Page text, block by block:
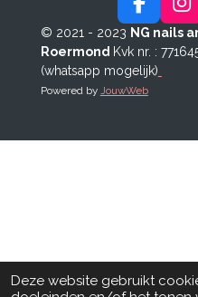
Deze website gebruikt
F
a
c
e
b
I
n
s
© 2021 - 2023 NG nails
Roermond Kvk nr. :
(whatsapp mogelijk)
Powered by JouwWeb